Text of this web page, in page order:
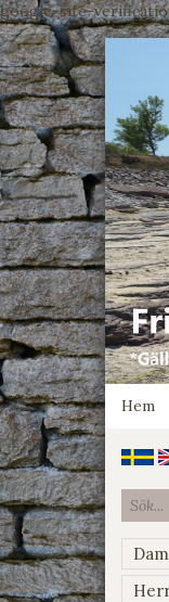
google-site-
Hem